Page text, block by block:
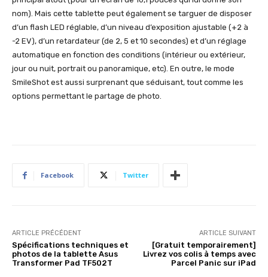
nom). Mais cette tablette peut également se targuer de disposer
d’un flash LED réglable, d’un niveau d’exposition ajustable (+2 à
-2 EV), d’un retardateur (de 2, 5 et 10 secondes) et d’un réglage
automatique en fonction des conditions (intérieur ou extérieur,
jour ou nuit, portrait ou panoramique, etc). En outre, le mode
SmileShot est aussi surprenant que séduisant, tout comme les
options permettant le partage de photo.
Facebook Twitter
ARTICLE PRÉCÉDENT
Spécifications techniques et
photos de la tablette Asus
Transformer Pad TF502T
ARTICLE SUIVANT
[Gratuit temporairement]
Livrez vos colis à temps avec
Parcel Panic sur iPad